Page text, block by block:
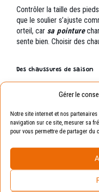
Gérer le
Notre site internet et nos
navigation sur ce site, mesurer sa
pour vous permettre de partager du
Contrôler la taille des
que le soulier s’ajuste
orteil, car sa pointure
sente bien. Choisir des
Des chaussures de saison
printemps, des sneakers
en saison automne/hiver.
à l’avance ce changement
comprenne et ne soit pas